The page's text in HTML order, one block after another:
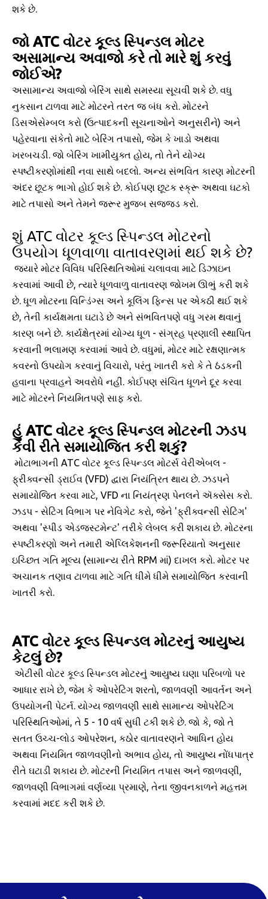
શકે છે.
જો ATC વોટર કૂલ્ડ સ્પિન્ડલ મોટર
અસામાન્ય અવાજો કરે તો મારે શું કરવું
જોઈએ?
અસામાન્ય અવાજો બેરિંગ સાથે સમસ્યા સૂચવી શકે છે. વધુ
નુકસાન ટાળવા માટે મોટરને તરત જ બંધ કરો. મોટરને
ડિસએસેમ્બલ કરો (ઉત્પાદકની સૂચનાઓને અનુસરીને) અને
પહેરવાના સંકેતો માટે બેરિંગ તપાસો, જેમ કે ખાડો અથવા
ખરબચડી. જો બેરિંગ ખામીયુક્ત હોય, તો તેને યોગ્ય
સ્પષ્ટીકરણોમાંથી નવા સાથે બદલો. અન્ય સંભવિત કારણ મોટરની
અંદર છૂટક ભાગો હોઈ શકે છે. કોઈપણ છૂટક સ્ક્રૂ અથવા ઘટકો
માટે તપાસો અને તેમને જરૂર મુજબ સજ્જડ કરો.
શું ATC વોટર કૂલ્ડ સ્પિન્ડલ મોટરનો
ઉપયોગ ધૂળવાળા વાતાવરણમાં થઈ શકે છે?
જ્યારે મોટર વિવિધ પરિસ્થિતિઓમાં ચલાવવા માટે ડિઝાઇન
કરવામાં આવી છે, ત્યારે ધૂળવાળુ વાતાવરણ જોખમ ઊભું કરી શકે
છે. ધૂળ મોટરના વિન્ડિંગ્સ અને કૂલિંગ ફિન્સ પર એકઠી થઈ શકે
છે, તેની કાર્યક્ષમતા ઘટાડે છે અને સંભવિતપણે વધુ ગરમ થવાનું
કારણ બને છે. કાર્યક્ષેત્રમાં યોગ્ય ધૂળ - સંગ્રહ પ્રણાલી સ્થાપિત
કરવાની ભલામણ કરવામાં આવે છે. વધુમાં, મોટર માટે રક્ષણાત્મક
કવરનો ઉપયોગ કરવાનું વિચારો, પરંતુ ખાતરી કરો કે તે ઠંડકની
હવાના પ્રવાહને અવરોધે નહીં. કોઈપણ સંચિત ધૂળને દૂર કરવા
માટે મોટરને નિયમિતપણે સાફ કરો.
હું ATC વોટર કૂલ્ડ સ્પિન્ડલ મોટરની ઝડપ
કેવી રીતે સમાયોજિત કરી શકું?
મોટાભાગની ATC વોટર કૂલ્ડ સ્પિન્ડલ મોટર્સ વેરીએબલ -
ફ્રીક્વન્સી ડ્રાઈવ (VFD) દ્વારા નિયંત્રિત થાય છે. ઝડપને
સમાયોજિત કરવા માટે, VFD ના નિયંત્રણ પેનલને ઍક્સેસ કરો.
ઝડપ - સેટિંગ વિભાગ પર નેવિગેટ કરો, જેને 'ફ્રીક્વન્સી સેટિંગ'
અથવા 'સ્પીડ એડજસ્ટમેન્ટ' તરીકે લેબલ કરી શકાય છે. મોટરના
સ્પષ્ટીકરણો અને તમારી એપ્લિકેશનની જરૂરિયાતો અનુસાર
ઇચ્છિત ગતિ મૂલ્ય (સામાન્ય રીતે RPM માં) દાખલ કરો. મોટર પર
અચાનક તણાવ ટાળવા માટે ગતિ ધીમે ધીમે સમાયોજિત કરવાની
ખાતરી કરો.
ATC વોટર કૂલ્ડ સ્પિન્ડલ મોટરનું આયુષ્ય
કેટલું છે?
એટીસી વોટર કૂલ્ડ સ્પિન્ડલ મોટરનું આયુષ્ય ઘણા પરિબળો પર
આધાર રાખે છે, જેમ કે ઓપરેટિંગ શરતો, જાળવણી આવર્તન અને
ઉપયોગની પેટર્ન. યોગ્ય જાળવણી સાથે સામાન્ય ઓપરેટિંગ
પરિસ્થિતિઓમાં, તે 5 - 10 વર્ષ સુધી ટકી શકે છે. જો કે, જો તે
સતત ઉચ્ચ-લોડ ઓપરેશન, કઠોર વાતાવરણને આધિન હોય
અથવા નિયમિત જાળવણીનો અભાવ હોય, તો આયુષ્ય નોંધપાત્ર
રીતે ઘટાડી શકાય છે. મોટરની નિયમિત તપાસ અને જાળવણી,
જાળવણી વિભાગમાં વર્ણવ્યા પ્રમાણે, તેના જીવનકાળને મહત્તમ
કરવામાં મદદ કરી શકે છે.